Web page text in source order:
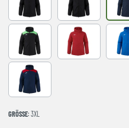
Black BLACK-YELLOW
NEGRO-VERDE FLUOR
RED
NAVY-RED
GRÖSSE : 3XL